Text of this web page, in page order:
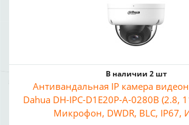
В наличии 2 шт
Антивандальная IP камера
Dahua DH-IPC-D1E20P-A-0280B (2.8,
Микрофон, DWDR, BLC, IP67,